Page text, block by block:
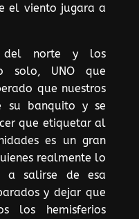
el viento jugara a
del norte y los
solo, UNO que
que nuestros
su banquito y se
que etiquetar al
es un gran
realmente lo
a salirse de esa
y dejar que
los hemisferios